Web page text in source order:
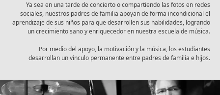
Ya sea en una tarde de concierto o compartiendo las fotos en redes
sociales, nuestros padres de familia apoyan de forma incondicional el
aprendizaje de sus niños para que desarrollen sus habilidades, logrando
un crecimiento sano y enriquecedor en nuestra escuela de música.
Por medio del apoyo, la motivación y la música, los estudiantes
desarrollan un vínculo permanente entre padres de familia e hijos.